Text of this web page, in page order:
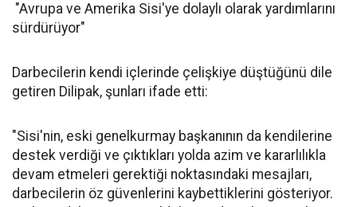
"Avrupa ve Amerika Sisi'ye dolaylı olarak yardımlarını
sürdürüyor"
Darbecilerin kendi içlerinde çelişkiye düştüğünü dile
getiren Dilipak, şunları ifade etti:
"Sisi'nin, eski genelkurmay başkanının da kendilerine
destek verdiği ve çıktıkları yolda azim ve kararlılıkla
devam etmeleri gerektiği noktasındaki mesajları,
darbecilerin öz güvenlerini kaybettiklerini gösteriyor.